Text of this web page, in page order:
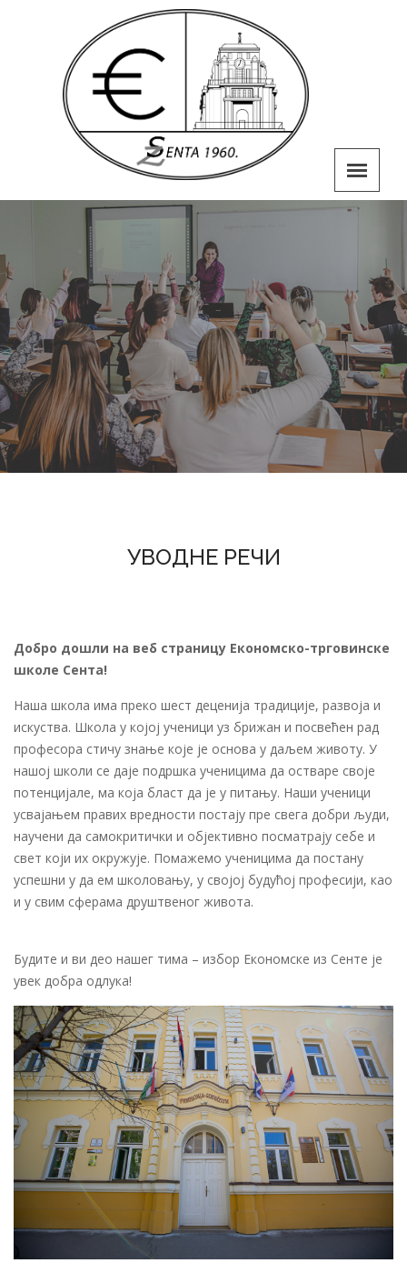
УВОДНЕ РЕЧИ
Добро дошли на веб страницу Економско-трговинске
школе Сента!
Наша школа има преко шест деценија традиције, развоја и
искуства. Школа у којој ученици уз брижан и посвећен рад
професора стичу знање које је основа у даљем животу. У
нашој школи се даје подршка ученицима да остваре своје
потенцијале, ма која бласт да је у питању. Наши ученици
усвајањем правих вредности постају пре свега добри људи,
научени да самокритички и објективно посматрају себе и
свет који их окружује. Помажемо ученицима да постану
успешни у да ем школовању, у својој будућој професији, као
и у свим сферама друштвеног живота.
Будите и ви део нашег тима – избор Економске из Сенте је
увек добра одлука!